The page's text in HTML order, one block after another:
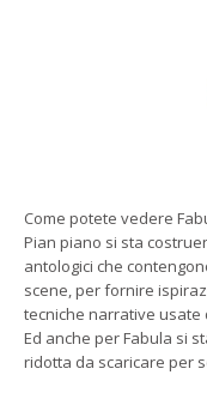
Come potete vedere
Pian piano si sta
antologici che
scene, per fornire
tecniche narrative usate
Ed anche per Fabula si
ridotta da scaricare per